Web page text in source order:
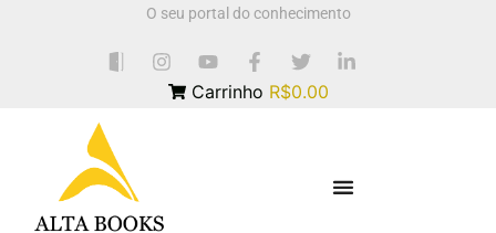
O seu portal do conhecimento
Carrinho R$0.00